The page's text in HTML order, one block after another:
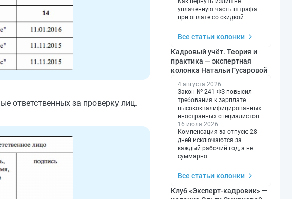
ответственных за проверку лиц.
уплаченную часть штрафа
при оплате со скидкой
Все статьи колонки
Кадровый учёт. Теория и
практика — экспертная
колонка Натальи Гусаровой
4 августа 2026
Закон № 241-ФЗ повысил
требования к зарплате
высококвалифицированных
иностранных специалистов
16 июля 2026
Компенсация за отпуск: 28
дней исключаются за
каждый рабочий год, а не
суммарно
Все статьи колонки
Клуб «Эксперт-кадровик» —